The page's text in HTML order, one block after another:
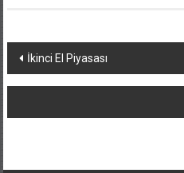
Yazı
dolaşımı
İkinci El Piyasası